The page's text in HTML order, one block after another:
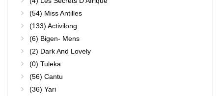
(54) Miss Antilles
(133) Activilong
(6) Bigen- Mens
(2) Dark And Lovely
(0) Tuleka
(56) Cantu
(36) Yari